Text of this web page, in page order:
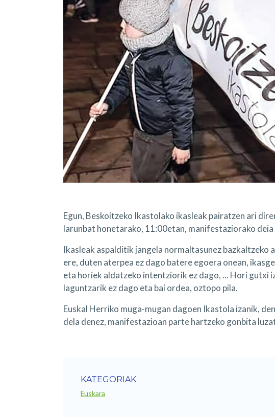
Egun, Beskoitzeko Ikastolako ikasleak pairatzen ari
larunbat honetarako, 11:00etan, manifestaziorako
Ikasleak aspalditik jangela normaltasunez
ere, duten aterpea ez dago batere egoera onean,
eta horiek aldatzeko intentziorik ez dago, ... Hori gutxi
laguntzarik ez dago eta bai ordea, oztopo pila.
Euskal Herriko muga-mugan dagoen Ikastola izanik,
dela denez, manifestazioan parte hartzeko gonbita
KATEGORIAK
Euskara